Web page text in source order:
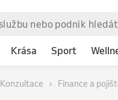
Krása Sport
Konzultace Finance a